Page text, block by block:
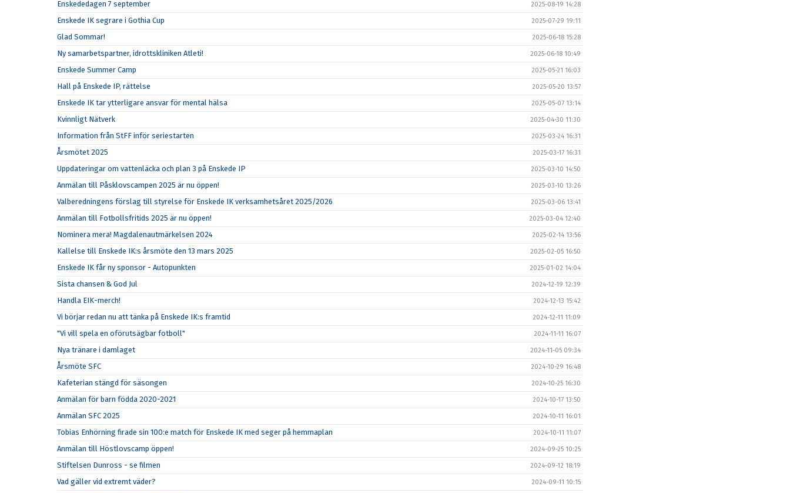
Enskededagen 7 september 2025-08-19 14:28
Enskede IK segrare i Gothia Cup 2025-07-29 19:11
Glad Sommar! 2025-06-18 15:28
Ny samarbetspartner, idrottskliniken Atleti! 2025-06-18 10:49
Enskede Summer Camp 2025-05-21 16:03
Hall på Enskede IP, rättelse 2025-05-20 13:57
Enskede IK tar ytterligare ansvar för mental hälsa 2025-05-07 13:14
Kvinnligt Nätverk 2025-04-30 11:30
Information från StFF inför seriestarten 2025-03-24 16:31
Årsmötet 2025 2025-03-17 16:31
Uppdateringar om vattenläcka och plan 3 på Enskede IP 2025-03-10 14:50
Anmälan till Påsklovscampen 2025 är nu öppen! 2025-03-10 13:26
Valberedningens förslag till styrelse för Enskede IK verksamhetsåret 2025/2026 2025-03-06 13:41
Anmälan till Fotbollsfritids 2025 är nu öppen! 2025-03-04 12:40
Nominera mera! Magdalenautmärkelsen 2024 2025-02-14 13:56
Kallelse till Enskede IK:s årsmöte den 13 mars 2025 2025-02-05 16:50
Enskede IK får ny sponsor - Autopunkten 2025-01-02 14:04
Sista chansen & God Jul 2024-12-19 12:39
Handla EIK-merch! 2024-12-13 15:42
Vi börjar redan nu att tänka på Enskede IK:s framtid 2024-12-11 11:09
"Vi vill spela en oförutsägbar fotboll" 2024-11-11 16:07
Nya tränare i damlaget 2024-11-05 09:34
Årsmöte SFC 2024-10-29 16:48
Kafeterian stängd för säsongen 2024-10-25 16:30
Anmälan för barn födda 2020-2021 2024-10-17 13:50
Anmälan SFC 2025 2024-10-11 16:01
Tobias Enhörning firade sin 100:e match för Enskede IK med seger på hemmaplan 2024-10-11 11:07
Anmälan till Höstlovscamp öppen! 2024-09-25 10:25
Stiftelsen Dunross - se filmen 2024-09-12 18:19
Vad gäller vid extremt väder? 2024-09-11 10:15